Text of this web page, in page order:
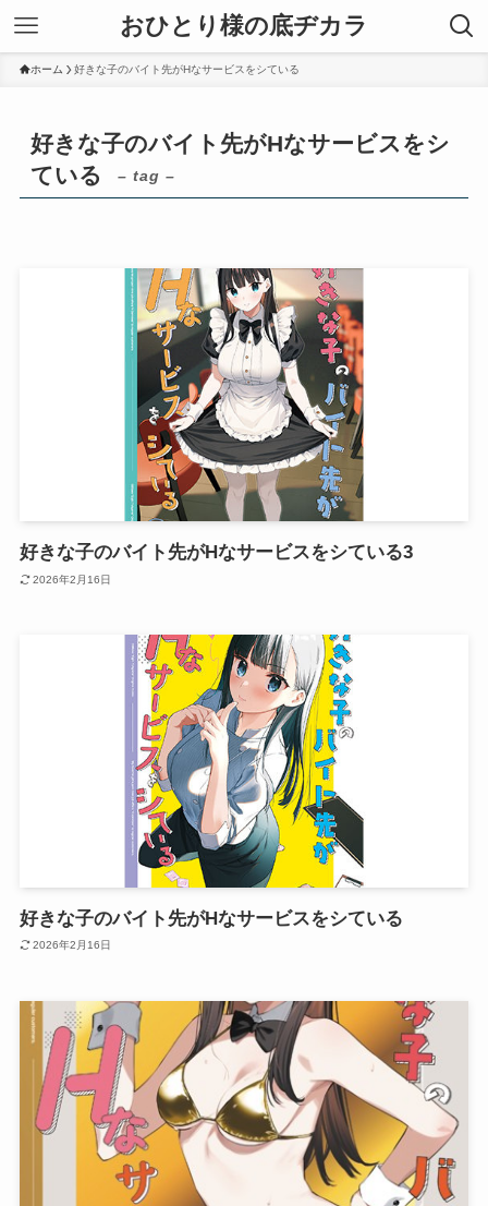
おひとり様の底ヂカラ
ホーム 好きな子のバイト先がHなサービスをシている
好きな子のバイト先がHなサービスをシ
ている
– tag –
好きな子のバイト先がHなサービスをシている3
2026年2月16日
好きな子のバイト先がHなサービスをシている
2026年2月16日